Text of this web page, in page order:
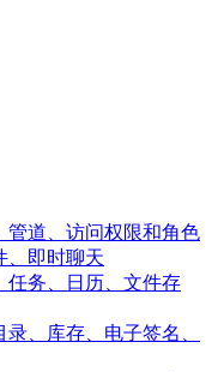
管道、访问权限和角色
、即时聊天
任务、日历、文件存
、库存、电子签名、